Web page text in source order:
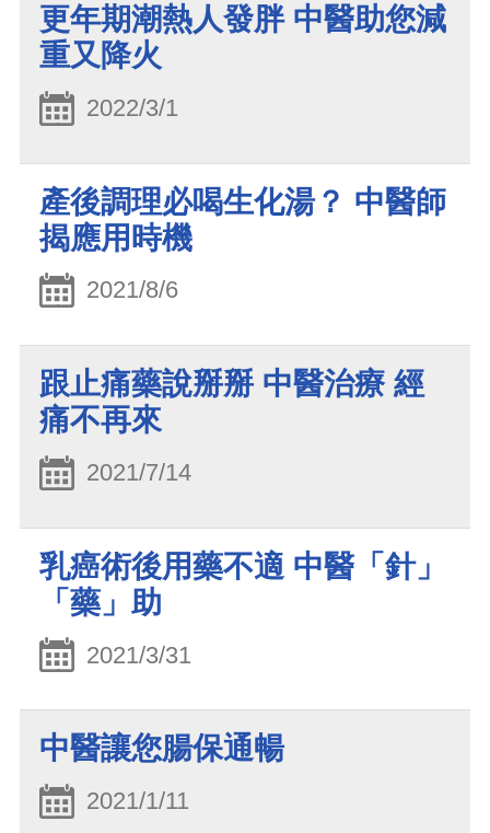
更年期潮熱人發胖 中醫助您減
重又降火
2022/3/1
產後調理必喝生化湯？ 中醫師
揭應用時機
2021/8/6
跟止痛藥說掰掰 中醫治療 經
痛不再來
2021/7/14
乳癌術後用藥不適 中醫「針」
「藥」助
2021/3/31
中醫讓您腸保通暢
2021/1/11